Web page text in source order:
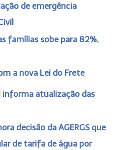
de emergência
famílias sobe para 82%,
a nova Lei do Frete
informa atualização das
decisão da AGERGS que
de tarifa de água por